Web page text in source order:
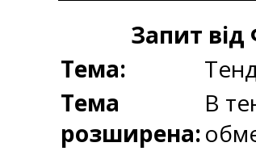
Запит від
Тема:
Тема
розширена:
В